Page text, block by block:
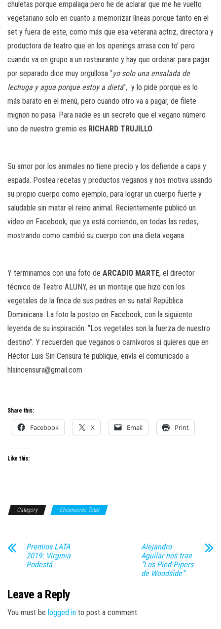
chuletas porque empalaga pero he de aclarar que me he vuelto
vegetariano solo en cuanto a memorizar líneas porque tanto en el
set y fuera de este, como más que esa veterana actriz, directora y
productora de teatro que en los openings arrasa con to’ pero
cuando va en grupo a un restaurante y hay que ordenar para pagar
por separado dice muy orgullosa “yo solo una ensalada de
lechuga y agua porque estoy a dieta”, y lo pide porque es lo
más barato en el menú, pero cuando otro va a pagar, de filete
mignon no pasa. Para nadie es un secreto que el vegano número
uno de nuestro gremio es RICHARD TRUJILLO.
Su amor por los animales no tiene precio y los defiende a capa y
espada. Postea recetas y productos veganos y nos motiva usando
su propio cuerpo como ejemplo, para lograr un cuerpo fuerte y
saludable sin matar el reino animal. Recientemente publicó un
video en Facebook, que ya está corriendo, en todas las redes,
mostrando como cambió su cuerpo con una dieta vegana.
Y terminamos con una foto de ARCADIO MARTE, el director
técnico de Teatro ALUNY, es un montaje que hizo con los
vegetales de la finca de sus padres en su natal República
Dominicana. La foto la posteo en Facebook, con la siguiente
leyenda de su inspiración: “Los vegetales son la fuerza de nuestro
destino”. Y recuerden que veganos o carnívoros si quieres que en
Héctor Luis Sin Censura te publique, envía el comunicado a
hlsincensura@gmail.com
Share this:
Facebook X Email Print
Like this:
Category Chismorreo Total
Premios LATA
2019: Virginia
Podestá
Alejandro
Aguilar nos trae
“Los Pied Pipers
de Woodside”
Leave a Reply
You must be logged in to post a comment.